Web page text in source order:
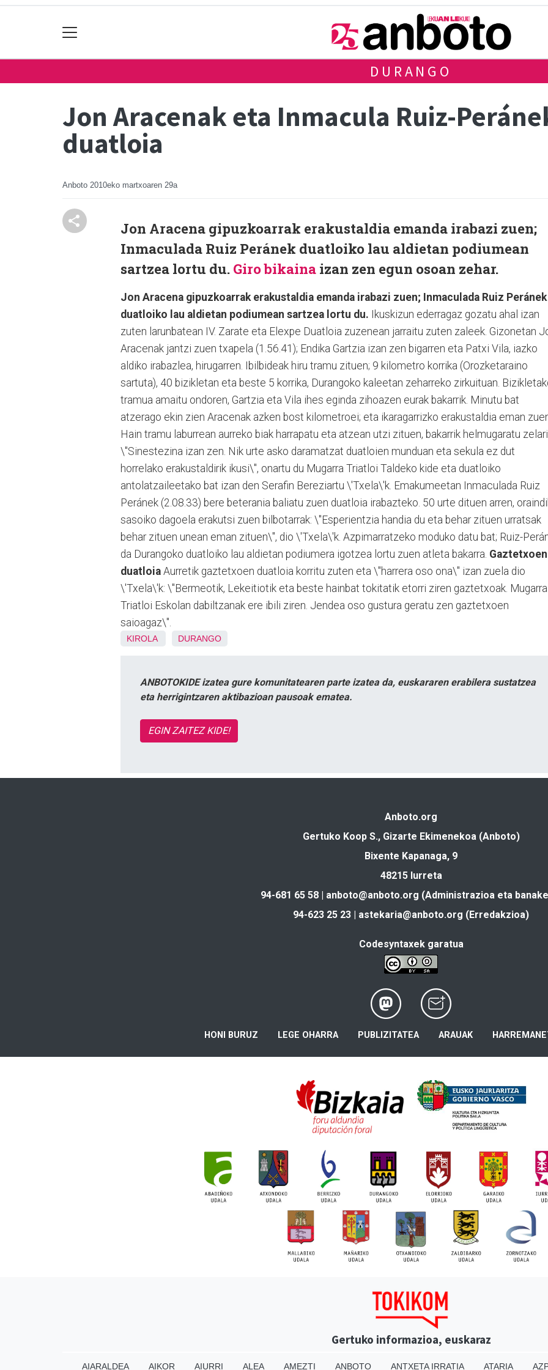
DURANGO
Jon Aracenak eta Inmacula Ruiz-
duatloia
Anboto 2010eko martxoaren 29a
Jon Aracena gipuzkoarrak erakustaldia emanda irabazi zuen;
Inmaculada Ruiz Peránek duatloiko lau aldietan podiumean
sartzea lortu du. Giro bikaina izan zen egun osoan zehar.
Jon Aracena gipuzkoarrak erakustaldia emanda irabazi zuen; Inmaculada Ruiz Peránek
duatloiko lau aldietan podiumean sartzea lortu du. Ikuskizun ederragaz gozatu ahal izan
zuten larunbatean IV. Zarate eta Elexpe Duatloia zuzenean jarraitu zuten zaleek. Gizonetan
Aracenak jantzi zuen txapela (1.56.41); Endika Gartzia izan zen bigarren eta Patxi Vila, iazko
aldiko irabazlea, hirugarren. Ibilbideak hiru tramu zituen; 9 kilometro korrika (Orozketaraino
sartuta), 40 bizikletan eta beste 5 korrika, Durangoko kaleetan zeharreko zirkuituan.
tramua amaitu ondoren, Gartzia eta Vila ihes eginda zihoazen eurak bakarrik. Minutu bat
atzerago ekin zien Aracenak azken bost kilometroei; eta ikaragarrizko erakustaldia eman
Hain tramu laburrean aurreko biak harrapatu eta atzean utzi zituen, bakarrik helmugaratu
\"Sinestezina izan zen. Nik urte asko daramatzat duatloien munduan eta sekula ez dut
horrelako erakustaldirik ikusi\", onartu du Mugarra Triatloi Taldeko kide eta duatloiko
antolatzaileetako bat izan den Serafin Bereziartu \'Txela\'k. Emakumeetan Inmaculada Ruiz
Peránek (2.08.33) bere beterania baliatu zuen duatloia irabazteko. 50 urte dituen arren,
sasoiko dagoela erakutsi zuen bilbotarrak: \"Esperientzia handia du eta behar zituen urratsak
behar zituen unean eman zituen\", dio \'Txela\'k. Azpimarratzeko moduko datu bat; Ruiz-
da Durangoko duatloiko lau aldietan podiumera igotzea lortu zuen atleta bakarra. Gaztetxoen
duatloia Aurretik gaztetxoen duatloia korritu zuten eta \"harrera oso ona\" izan zuela dio
\'Txela\'k: \"Bermeotik, Lekeitiotik eta beste hainbat tokitatik etorri ziren gaztetxoak. Mugarra
Triatloi Eskolan dabiltzanak ere ibili ziren. Jendea oso gustura geratu zen gaztetxoen
saioagaz\".
KIROLA DURANGO
ANBOTOKIDE izatea gure komunitatearen parte izatea da, euskararen erabilera sustatzea
eta herrigintzaren aktibazioan pausoak ematea.
EGIN ZAITEZ KIDE!
Anboto.org
Gertuko Koop S., Gizarte Ekimenekoa (Anboto)
Bixente Kapanaga, 9
48215 Iurreta
94-681 65 58 | anboto@anboto.org (Administrazioa eta
94-623 25 23 | astekaria@anboto.org (Erredakzioa)
Codesyntaxek garatua
HONI BURUZ LEGE OHARRA PUBLIZITATEA ARAUAK
Gertuko informazioa, euskaraz
AIARALDEA AIKOR AIURRI ALEA AMEZTI ANBOTO ANTXETA IRRATIA ATARIA